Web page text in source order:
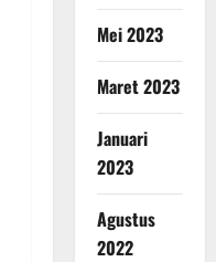
Mei 2023
Maret 2023
Januari
2023
Agustus
2022